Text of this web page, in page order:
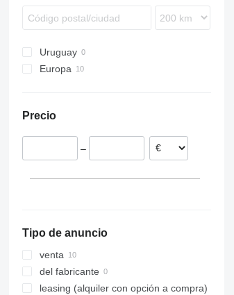
Uruguay
Europa
Precio
–
Tipo de anuncio
venta
del fabricante
leasing (alquiler con opción a compra)